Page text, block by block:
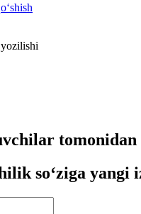
yozilishi
so‘ziga yangi